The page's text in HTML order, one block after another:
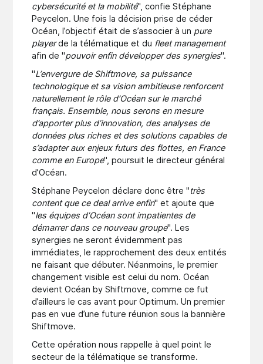
cybersécurité et la mobilité", confie Stéphane
Peycelon. Une fois la décision prise de céder
Océan, l’objectif était de s’associer à un pure
playerde la télématique et du fleet management
afin de "pouvoir enfin développer des synergies".
"L’envergure de Shiftmove, sa puissance
technologique et sa vision ambitieuse renforcent
naturellement le rôle d’Océan sur le marché
français. Ensemble, nous serons en mesure
d’apporter plus d’innovation, des analyses de
données plus riches et des solutions capables de
s’adapter aux enjeux futurs des flottes, en France
comme en Europe", poursuit le directeur général
d’Océan.
Stéphane Peycelon déclare donc être "très
content que ce deal arrive enfin" et ajoute que
"les équipes d’Océan sont impatientes de
démarrer dans ce nouveau groupe". Les
synergies ne seront évidemment pas
immédiates, le rapprochement des deux entités
ne faisant que débuter. Néanmoins, le premier
changement visible est celui du nom. Océan
devient Océan by Shiftmove, comme ce fut
d’ailleurs le cas avant pour Optimum. Un premier
pas en vue d’une future réunion sous la bannière
Shiftmove.
Cette opération nous rappelle à quel point le
secteur de la télématique se transforme.